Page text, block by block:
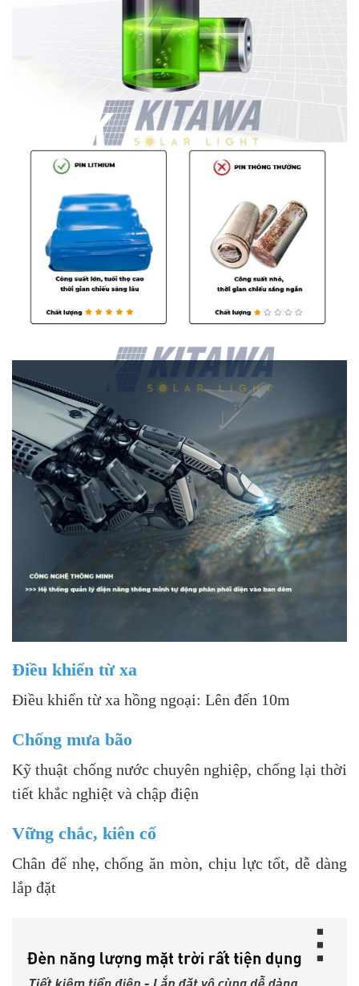
Điều khiển từ xa
Điều khiển từ xa hồng ngoại: Lên đến 10m
Chống mưa bão
Kỹ thuật chống nước chuyên nghiệp, chống lại thời
tiết khắc nghiệt và chập điện
Vững chắc, kiên cố
Chân đế nhẹ, chống ăn mòn, chịu lực tốt, dễ dàng
lắp đặt